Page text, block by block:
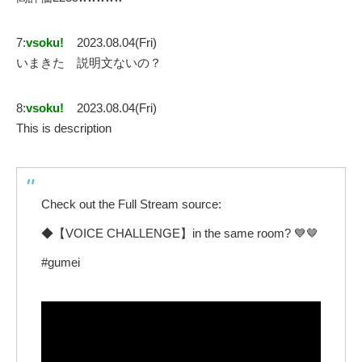
7:vsoku!
2023.08.04(Fri)
いまきた 説明文ないの？
8:vsoku!
2023.08.04(Fri)
This is description
Check out the Full Stream source:
◆【VOICE CHALLENGE】in the same room? 💙🤎
#gumei